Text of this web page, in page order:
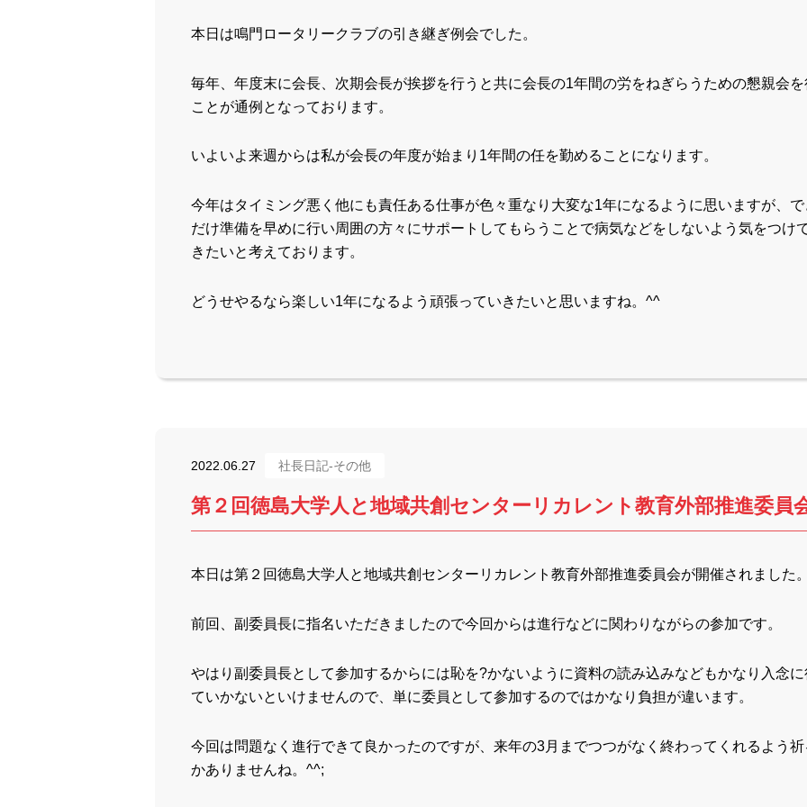
本日は鳴門ロータリークラブの引き継ぎ例会でした。
毎年、年度末に会長、次期会長が挨拶を行うと共に会長の1年間の労をねぎらうための懇親会を
ことが通例となっております。
いよいよ来週からは私が会長の年度が始まり1年間の任を勤めることになります。
今年はタイミング悪く他にも責任ある仕事が色々重なり大変な1年になるように思いますが、で
だけ準備を早めに行い周囲の方々にサポートしてもらうことで病気などをしないよう気をつけ
きたいと考えております。
どうせやるなら楽しい1年になるよう頑張っていきたいと思いますね。^^
2022.06.27 社長日記-その他
第２回徳島大学人と地域共創センターリカレント教育外部推進委員
本日は第２回徳島大学人と地域共創センターリカレント教育外部推進委員会が開催されました。
前回、副委員長に指名いただきましたので今回からは進行などに関わりながらの参加です。
やはり副委員長として参加するからには恥を?かないように資料の読み込みなどもかなり入念に
ていかないといけませんので、単に委員として参加するのではかなり負担が違います。
今回は問題なく進行できて良かったのですが、来年の3月までつつがなく終わってくれるよう祈
かありませんね。^^;